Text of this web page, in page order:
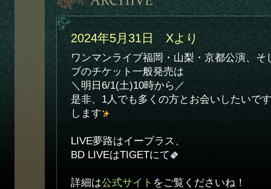
2024年5月31日 Xより
ワンマンライブ福岡・山梨・京都公演、
ブのチケット一般発売は
＼明日6/1(土)10時から／
是非、1人でも多くの方とお会いしたいです
します
LIVE夢路はイープラス、
BD LIVEはTIGETにて
詳細は公式サイト をご覧くださいね！